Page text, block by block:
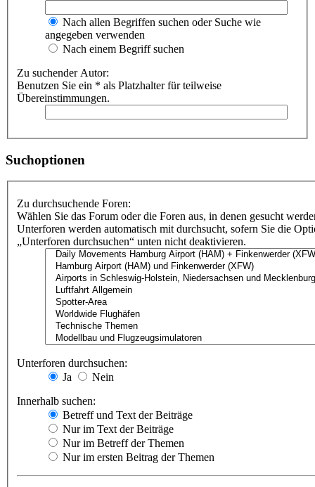
Nach allen Begriffen suchen oder Suche wie
angegeben verwenden
Nach einem Begriff suchen
Zu suchender Autor:
Benutzen Sie ein * als Platzhalter für teilweise
Übereinstimmungen.
Suchoptionen
Zu durchsuchende Foren:
Wählen Sie das Forum oder die Foren aus, in denen gesucht
Unterforen werden automatisch mit durchsucht, sofern Sie die
„Unterforen durchsuchen“ unten nicht deaktivieren.
Unterforen durchsuchen:
Ja
Nein
Innerhalb suchen:
Betreff und Text der Beiträge
Nur im Text der Beiträge
Nur im Betreff der Themen
Nur im ersten Beitrag der Themen